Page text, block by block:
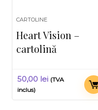
CARTOLINE
Heart Vision –
cartolină
50,00 lei (TVA
inclus)